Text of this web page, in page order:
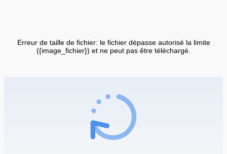
Erreur de taille de fichier: le fichier dépasse autorisé la limite
({image_fichier}) et ne peut pas être téléchargé.